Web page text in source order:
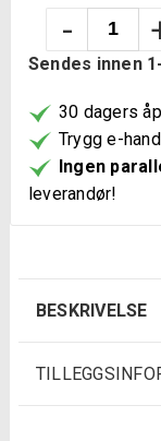
round
179B
antall
-
Sendes innen
30 dagers
Trygg e-
Ingen
leverandør!
BESKRIVELSE